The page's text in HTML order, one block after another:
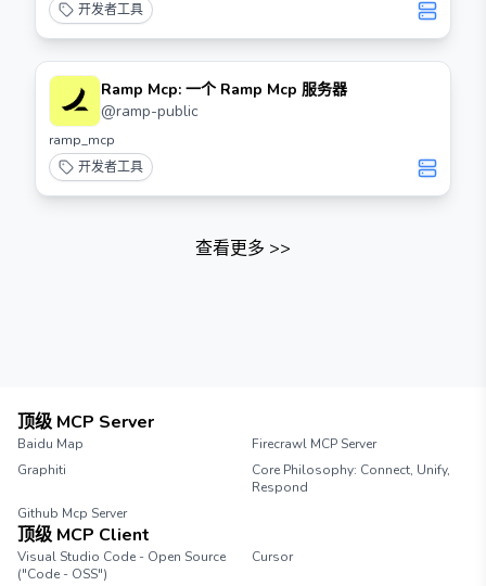
开发者工具
Ramp Mcp: 一个 Ramp Mcp 服务器
@ramp-public
ramp_mcp
开发者工具
查看更多 >>
顶级 MCP Server
Baidu Map
Firecrawl MCP Server
Graphiti
Core Philosophy: Connect, Unify,
Respond
Github Mcp Server
顶级 MCP Client
Visual Studio Code - Open Source
("Code - OSS")
Cursor